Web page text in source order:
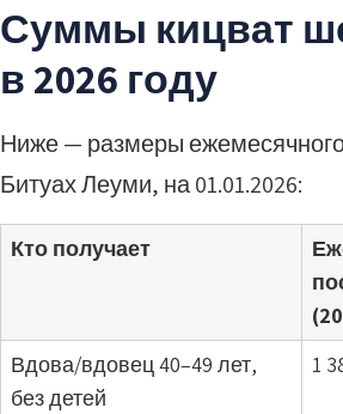
Суммы кицват
в 2026 году
Ниже — размеры
Битуах Леуми, на 01.01.2026:
Кто получает
Вдова/вдовец 40–49 лет,
без детей
1